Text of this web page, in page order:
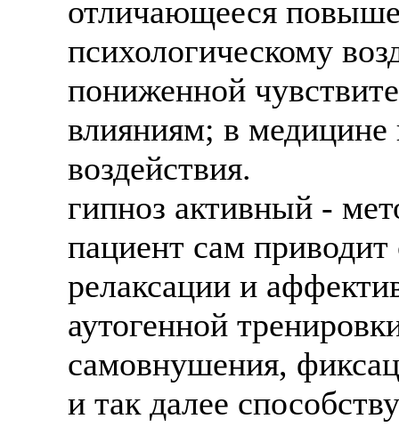
отличающееся
психологическому
пониженной
влияниям; в медицине
воздействия.
гипноз активный -
пациент сам приводит
релаксации и
аутогенной
самовнушения,
и так далее